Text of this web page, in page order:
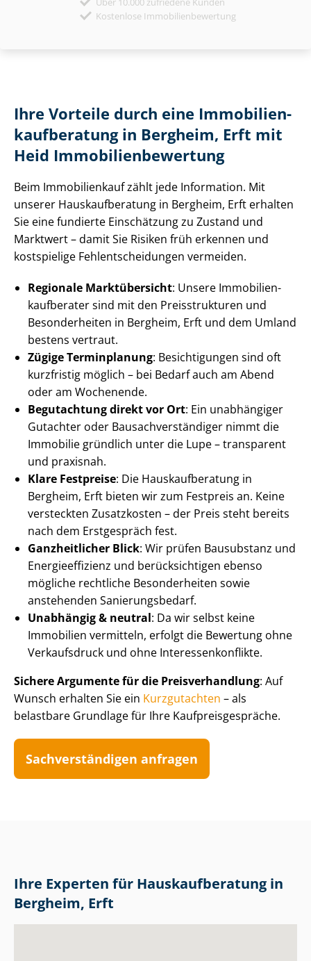
Kostenlose Immobilienbewertung
Ihre Vorteile durch eine Im­mo­bi­li­en­
kauf­be­ra­tung in Bergheim, Erft mit
Heid Im­mo­bi­li­en­be­wer­tung
Beim Immobilienkauf zählt jede Information. Mit
unserer Haus­kauf­be­ra­tung in Bergheim, Erft erhalten
Sie eine fundierte Einschätzung zu Zustand und
Marktwert – damit Sie Risiken früh erkennen und
kostspielige Fehl­ent­schei­dun­gen vermeiden.
Regionale Marktübersicht: Unsere Im­mo­bi­li­en­
kauf­be­ra­ter sind mit den Preisstrukturen und
Besonderheiten in Bergheim, Erft und dem Umland
bestens vertraut.
Zügige Terminplanung: Besichtigungen sind oft
kurzfristig möglich – bei Bedarf auch am Abend
oder am Wochenende.
Begutachtung direkt vor Ort: Ein unabhängiger
Gutachter oder Bau­sach­ver­stän­di­ger nimmt die
Immobilie gründlich unter die Lupe – transparent
und praxisnah.
Klare Festpreise: Die Haus­kauf­be­ra­tung in
Bergheim, Erft bieten wir zum Festpreis an. Keine
versteckten Zusatzkosten – der Preis steht bereits
nach dem Erstgespräch fest.
Ganzheitlicher Blick: Wir prüfen Bausubstanz und
En­er­gie­ef­fi­zi­enz und berücksichtigen ebenso
mögliche rechtliche Besonderheiten sowie
anstehenden Sa­nie­rungs­be­darf.
Unabhängig & neutral: Da wir selbst keine
Immobilien vermitteln, erfolgt die Bewertung ohne
Verkaufsdruck und ohne In­ter­es­sen­kon­flik­te.
Sichere Argumente für die Preis­ver­hand­lung: Auf
Wunsch erhalten Sie ein Kurzgutachten – als
belastbare Grundlage für Ihre Kauf­preis­ge­sprä­che.
Sach­ver­stän­di­gen anfragen
Ihre Experten für Haus­kauf­be­ra­tung in
Bergheim, Erft